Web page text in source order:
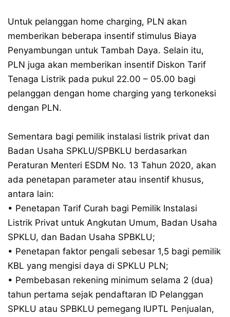
Untuk pelanggan home charging, PLN akan
memberikan beberapa insentif stimulus Biaya
Penyambungan untuk Tambah Daya. Selain itu,
PLN juga akan memberikan insentif Diskon Tarif
Tenaga Listrik pada pukul 22.00 – 05.00 bagi
pelanggan dengan home charging yang terkoneksi
dengan PLN.
Sementara bagi pemilik instalasi listrik privat dan
Badan Usaha SPKLU/SPBKLU berdasarkan
Peraturan Menteri ESDM No. 13 Tahun 2020, akan
ada penetapan parameter atau insentif khusus,
antara lain:
• Penetapan Tarif Curah bagi Pemilik Instalasi
Listrik Privat untuk Angkutan Umum, Badan Usaha
SPKLU, dan Badan Usaha SPBKLU;
• Penetapan faktor pengali sebesar 1,5 bagi pemilik
KBL yang mengisi daya di SPKLU PLN;
• Pembebasan rekening minimum selama 2 (dua)
tahun pertama sejak pendaftaran ID Pelanggan
SPKLU atau SPBKLU pemegang IUPTL Penjualan,